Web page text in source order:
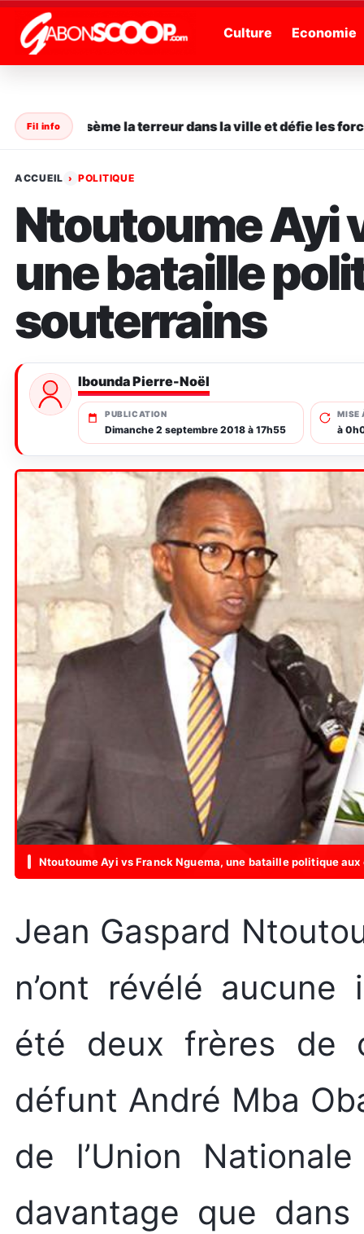
" /> Culture Economie
Fil info
en série sème la terreur dans la ville et défie les forces
ACCUEIL › POLITIQUE
Ntoutoume Ayi
une bataille
souterrains
Ibounda Pierre-Noël
PUBLICATION
Dimanche 2 septembre 2018 à 17h55
MISE
à
Ntoutoume Ayi vs Franck Nguema, une bataille politique
Jean Gaspard
n’ont révélé
été deux frères
défunt André Mba
de l’Union
davantage que dans